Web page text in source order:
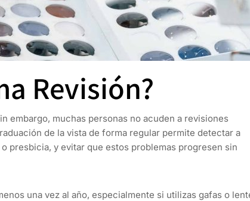
Revisión?
embargo, muchas personas no acuden a revisiones
de la vista de forma regular permite detectar a
presbicia, y evitar que estos problemas progresen sin
una vez al año, especialmente si utilizas gafas o